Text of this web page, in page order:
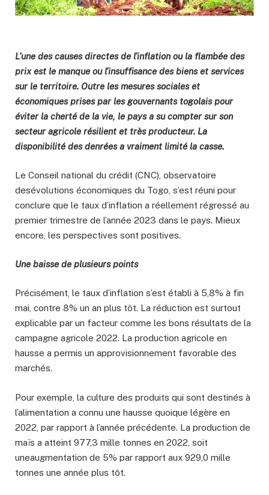
L’une des causes directes de l’inflation ou la flambée des
prix est le manque ou l’insuffisance des biens et services
sur le territoire. Outre les mesures sociales et
économiques prises par les gouvernants togolais pour
éviter la cherté de la vie, le pays a su compter sur son
secteur agricole résilient et très producteur. La
disponibilité des denrées a vraiment limité la casse.
Le Conseil national du crédit (CNC), observatoire
desévolutions économiques du Togo, s’est réuni pour
conclure que le taux d’inflation a réellement régressé au
premier trimestre de l’année 2023 dans le pays. Mieux
encore, les perspectives sont positives.
Une baisse de plusieurs points
Précisément, le taux d’inflation s’est établi à 5,8% à fin
mai, contre 8% un an plus tôt. La réduction est surtout
explicable par un facteur comme les bons résultats de la
campagne agricole 2022. La production agricole en
hausse a permis un approvisionnement favorable des
marchés.
Pour exemple, la culture des produits qui sont destinés à
l’alimentation a connu une hausse quoique légère en
2022, par rapport à l’année précédente. La production de
maïs a atteint 977,3 mille tonnes en 2022, soit
uneaugmentation de 5% par rapport aux 929,0 mille
tonnes une année plus tôt.